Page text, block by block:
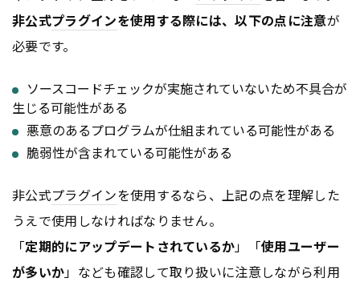
非公式プラグインを使用する際には、以下の点に注意が
必要です。
ソースコードチェックが実施されていないため不具合が
生じる可能性がある
悪意のあるプログラムが仕組まれている可能性がある
脆弱性が含まれている可能性がある
非公式プラグインを使用するなら、上記の点を理解した
うえで使用しなければなりません。
「定期的にアップデートされているか」「使用ユーザー
が多いか」なども確認して取り扱いに注意しながら利用